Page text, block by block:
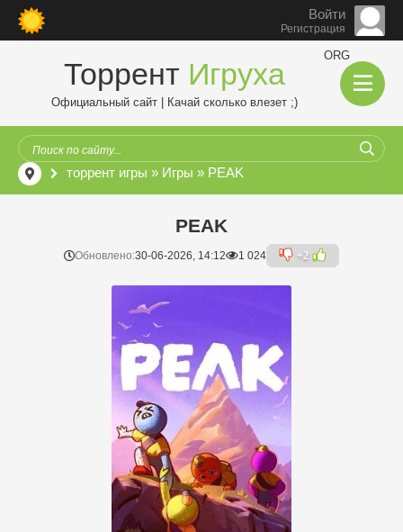
Войти
Регистрация
Торрент Игруха
ORG
Официальный сайт | Качай сколько влезет ;)
торрент игры » Игры » PEAK
PEAK
Обновлено:30-06-2026, 14:12 1 024 +2